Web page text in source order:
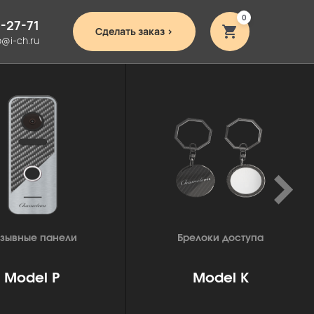
27-71
ch.ru
Сделать заказ >
0
Итого:
0₽
панели
Model P
Брелоки доступа
Model K